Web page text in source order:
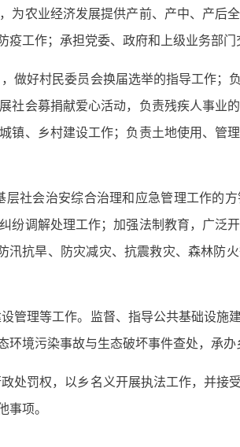
为农业经济发展提供产前、产中、产后
工作；承担党委、政府和上级业务部门
做好村民委员会换届选举的指导工作；
社会募捐献爱心活动，负责残疾人事业
镇、乡村建设工作；负责土地使用、管
社会治安综合治理和应急管理工作的
纷调解处理工作；加强法制教育，广
汛抗旱、防灾减灾、抗震救灾、森林防
管理等工作。监督、指导公共基础设施
境污染事故与生态破坏事件查处，承
处罚权，以乡名义开展执法工作，并接
项。